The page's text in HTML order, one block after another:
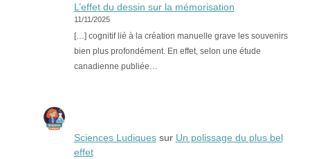
L’effet du dessin sur la mémorisation
11/11/2025
[…] cognitif lié à la création manuelle grave les souvenirs
bien plus profondément. En effet, selon une étude
canadienne publiée…
Sciences Ludiquessur Un polissage du plus bel
effet